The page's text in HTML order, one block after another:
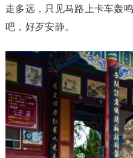
走多远，只见马路上卡车轰
吧，好歹安静。